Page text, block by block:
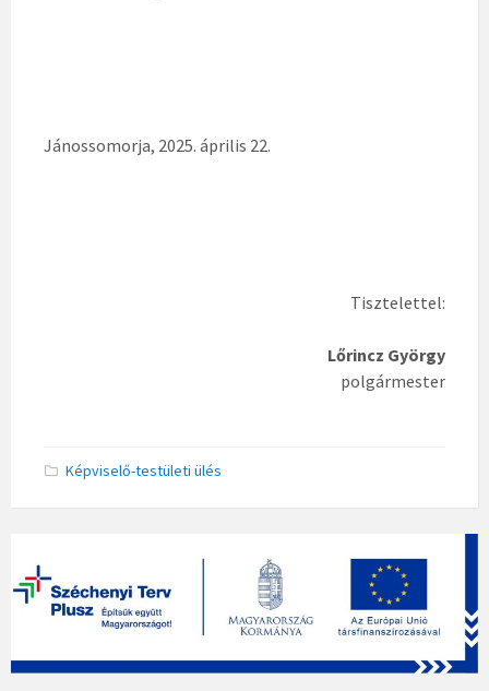
Jánossomorja, 2025. április 22.
Tisztelettel:
Lőrincz György
polgármester
Képviselő-testületi ülés